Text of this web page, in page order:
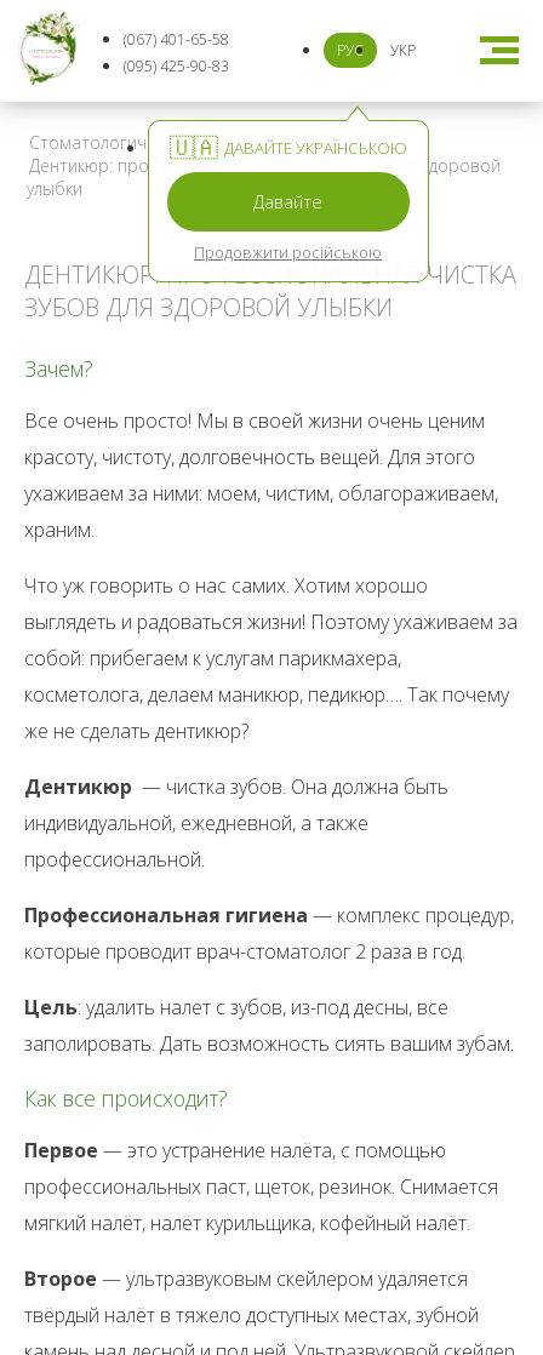
(067) 401-65-58
(095) 425-90-83
РУС УКР
🇺🇦 ДАВАЙТЕ УКРАЇНСЬКОЮ
Давайте
Продовжити російською
Стоматологическая клиника / Новости /
Дентикюр: профессиональная чистка зубов для здоровой
улыбки
ДЕНТИКЮР: ПРОФЕССИОНАЛЬНАЯ ЧИСТКА
ЗУБОВ ДЛЯ ЗДОРОВОЙ УЛЫБКИ
Зачем?
Все очень просто! Мы в своей жизни очень ценим
красоту, чистоту, долговечность вещей. Для этого
ухаживаем за ними: моем, чистим, облагораживаем,
храним.
Что уж говорить о нас самих. Хотим хорошо
выглядеть и радоваться жизни! Поэтому ухаживаем за
собой: прибегаем к услугам парикмахера,
косметолога, делаем маникюр, педикюр…. Так почему
же не сделать дентикюр?
Дентикюр — чистка зубов. Она должна быть
индивидуальной, ежедневной, а также
профессиональной.
Профессиональная гигиена — комплекс процедур,
которые проводит врач-стоматолог 2 раза в год.
Цель: удалить налет с зубов, из-под десны, все
заполировать. Дать возможность сиять вашим зубам.
Как все происходит?
Первое — это устранение налёта, с помощью
профессиональных паст, щеток, резинок. Снимается
мягкий налёт, налёт курильщика, кофейный налёт.
Второе — ультразвуковым скейлером удаляется
твёрдый налёт в тяжело доступных местах, зубной